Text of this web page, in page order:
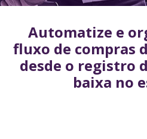
Automatize e
fluxo de compras
desde o registro
baixa no